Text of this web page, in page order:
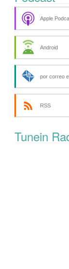
Apple
Android
por correo
RSS
Tunein